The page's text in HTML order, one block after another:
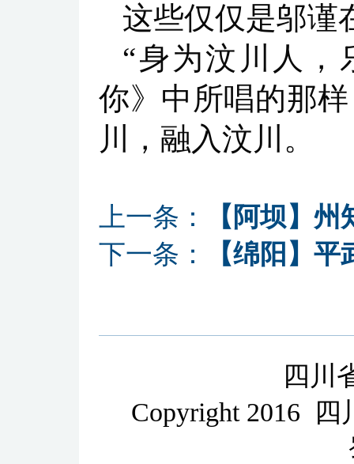
这些仅仅是邬谨
“身为汶川人
你》中所唱的那
川，融入汶川。
上一条：
【阿坝】
下一条：
【绵阳】
四川
Copyright 2016 四